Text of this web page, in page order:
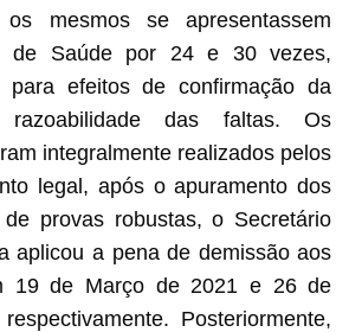
mesmos se apresentassem
de Saúde por 24 e 30 vezes,
para efeitos de confirmação da
das faltas. Os
integralmente realizados pelos
legal, após o apuramento dos
provas robustas, o Secretário
aplicou a pena de demissão aos
19 de Março de 2021 e 26 de
Posteriormente,